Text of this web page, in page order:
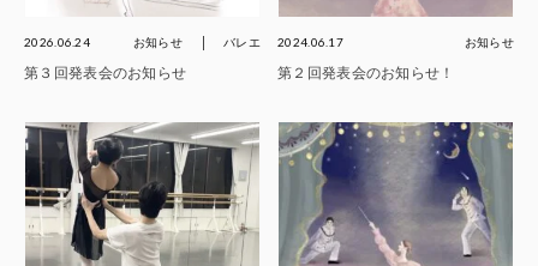
2026.06.24 お知らせ バレエ
第３回発表会のお知らせ
2024.06.17 お知らせ
第２回発表会のお知らせ！